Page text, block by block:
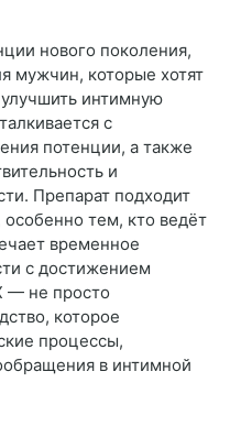
нового поколения,
мужчин, которые хотят
интимную
с
потенции, а также
и
Препарат подходит
тем, кто ведёт
временное
с достижением
— не просто
которое
процессы,
в интимной